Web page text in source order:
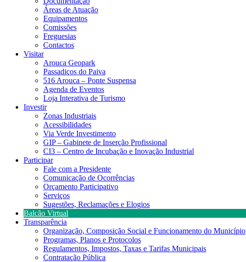
Áreas de Atuação
Equipamentos
Comissões
Freguesias
Contactos
Visitar
Arouca Geopark
Passadiços do Paiva
516 Arouca – Ponte Suspensa
Agenda de Eventos
Loja Interativa de Turismo
Investir
Zonas Industriais
Acessibilidades
Via Verde Investimento
GIP – Gabinete de Inserção Profissional
CI3 – Centro de Incubação e Inovação Industrial
Participar
Fale com a Presidente
Comunicação de Ocorrências
Orçamento Participativo
Serviços
Sugestões, Reclamações e Elogios
Balcão Virtual
Transparência
Organização, Composição Social e Funcionamento do Município
Programas, Planos e Protocolos
Regulamentos, Impostos, Taxas e Tarifas Municipais
Contratação Pública